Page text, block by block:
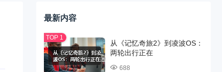
最新内容
从《记忆奇旅2》到凌波OS：
两轮出行正在
688